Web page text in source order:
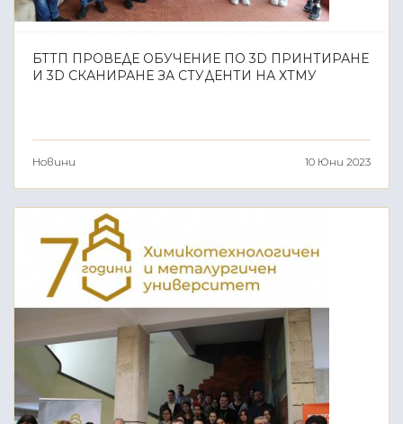
БТТП ПРОВЕДЕ ОБУЧЕНИЕ ПО 3D ПРИНТИРАНЕ
И 3D СКАНИРАНЕ ЗА СТУДЕНТИ НА ХТМУ
Новини 10 Юни 2023